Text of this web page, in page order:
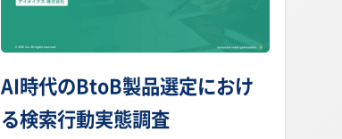
AI時代のBtoB製品選定におけ
る検索行動実態調査